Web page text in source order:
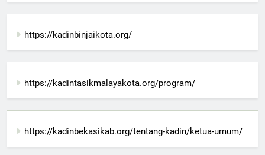
https://kadinbinjaikota.org/
https://kadintasikmalayakota.org/program/
https://kadinbekasikab.org/tentang-kadin/ketua-umum/